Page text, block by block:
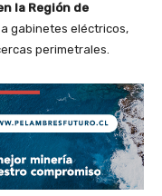
la Región de
gabinetes eléctricos,
perimetrales.